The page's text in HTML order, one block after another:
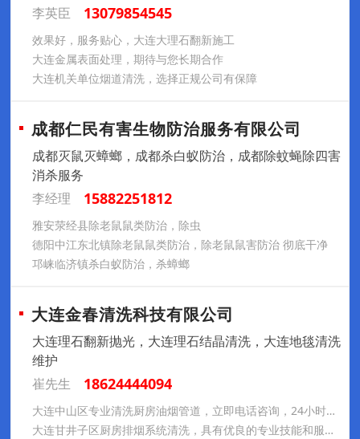
李英臣
13079854545
效果好，服务贴心，大连大理石翻新施工
大连金属表面处理，期待与您长期合作
大连机关单位烟道清洗，选择正规公司有保障
成都仁民有害生物防治服务有限公司
成都灭鼠灭蟑螂，成都杀白蚁防治，成都除蚊蝇除四害
消杀服务
李经理
15882251812
雅安荥经县除老鼠鼠类防治，除虫
德阳中江东北镇除老鼠鼠类防治，除老鼠鼠害防治 彻底干净
邛崃临济镇杀白蚁防治，杀蟑螂
大连金春清洗科技有限公司
大连理石翻新抛光，大连理石结晶清洗，大连地毯清洗
维护
崔先生
18624444094
大连中山区专业清洗厨房油烟管道，立即电话咨询，24小时内立即上门
大连甘井子区厨房排烟系统清洗，具有优良的专业技能和服务意识